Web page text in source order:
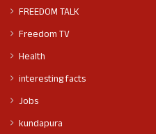
FREEDOM TALK
Freedom TV
Health
interesting facts
Jobs
kundapura